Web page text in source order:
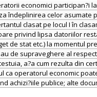
economici participan?i la
îndeplinirea celor asumate
clasat pe locul I în
privind lipsa datoriilor
de stat etc.) la momentul
de supraveghere al
a?a cum rezulta din
ca operatorul economic
achizi?iile publice; alte